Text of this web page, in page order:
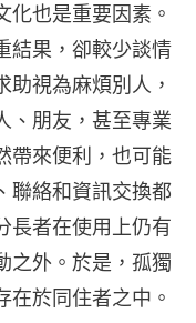
化也是重要因素。
結果，卻較少談情
視為麻煩別人，
、朋友，甚至專業
帶來便利，也可能
聯絡和資訊交換都
長者在使用上仍有
之外。於是，孤獨
在於同住者之中。